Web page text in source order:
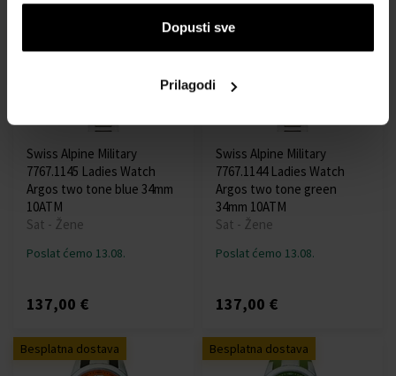
Dopusti sve
Prilagodi
Swiss Alpine Military
7767.1145 Ladies Watch
Argos two tone blue 34mm
10ATM
Sat - Žene
Poslat ćemo 13.08.
137,00 €
Besplatna dostava
Swiss Alpine Military
7767.1144 Ladies Watch
Argos two tone green
34mm 10ATM
Sat - Žene
Poslat ćemo 13.08.
137,00 €
Besplatna dostava Besplatna dostava